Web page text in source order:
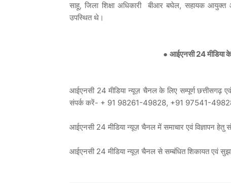
साहू, जिला शिक्षा अधिकारी बीआर बघेल, सहायक आयुक्त
उपस्थित थे।
● आईएनसी 24 मीडिया के
आईएनसी 24 मीडिया न्यूज़ चैनल के लिए सम्पूर्ण छत्तीसगढ़
संपर्क करें- + 91 98261-49828, +91 97541-
आईएनसी 24 मीडिया न्यूज़ चैनल में समाचार एवं
आईएनसी 24 मीडिया न्यूज़ चैनल से सम्बंधित शिकायत